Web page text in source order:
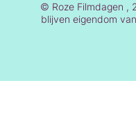
© Roze Filmdagen ,
blijven eigendom